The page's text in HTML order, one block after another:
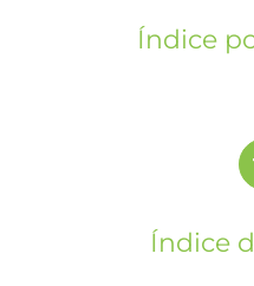
Índice
Índice